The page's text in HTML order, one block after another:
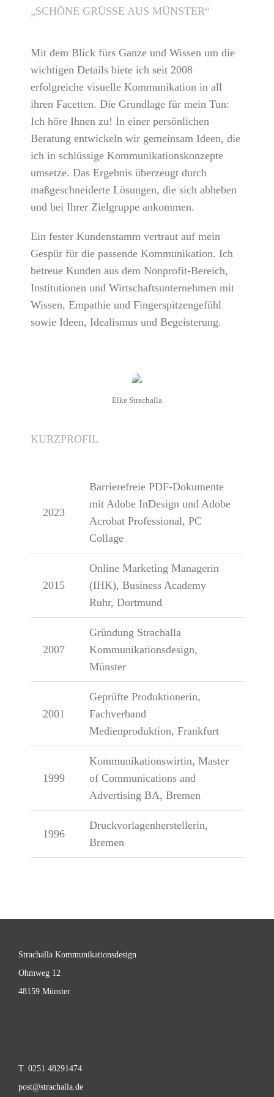
„SCHÖNE GRÜSSE AUS MÜNSTER“
Mit dem Blick fürs Ganze und Wissen um die
wichtigen Details biete ich seit 2008
erfolgreiche visuelle Kommunikation in all
ihren Facetten. Die Grundlage für mein Tun:
Ich höre Ihnen zu! In einer persönlichen
Beratung entwickeln wir gemeinsam Ideen, die
ich in schlüssige Kommunikationskonzepte
umsetze. Das Ergebnis überzeugt durch
maßgeschneiderte Lösungen, die sich abheben
und bei Ihrer Zielgruppe ankommen.
Ein fester Kundenstamm vertraut auf mein
Gespür für die passende Kommunikation. Ich
betreue Kunden aus dem Nonprofit-Bereich,
Institutionen und Wirtschaftsunternehmen mit
Wissen, Empathie und Fingerspitzengefühl
sowie Ideen, Idealismus und Begeisterung.
Elke Strachalla
KURZPROFIL
2023
Barrierefreie PDF-Dokumente
mit Adobe InDesign und Adobe
Acrobat Professional, PC
Collage
2015
Online Marketing Managerin
(IHK), Business Academy
Ruhr, Dortmund
2007
Gründung Strachalla
Kommunikationsdesign,
Münster
2001
Geprüfte Produktionerin,
Fachverband
Medienproduktion, Frankfurt
1999
Kommunikationswirtin, Master
of Communications and
Advertising BA, Bremen
1996
Druckvorlagenherstellerin,
Bremen
Strachalla Kommunikationsdesign
Ohmweg 12
48159 Münster
T. 0251 48291474
post@strachalla.de